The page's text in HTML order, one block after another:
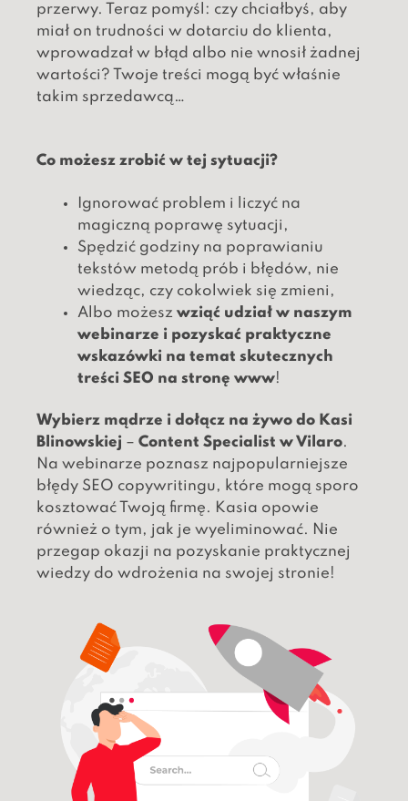
przerwy. Teraz pomyśl: czy chciałbyś, aby
miał on trudności w dotarciu do klienta,
wprowadzał w błąd albo nie wnosił żadnej
wartości? Twoje treści mogą być właśnie
takim sprzedawcą…
Co możesz zrobić w tej sytuacji?
Ignorować problem i liczyć na
magiczną poprawę sytuacji,
Spędzić godziny na poprawianiu
tekstów metodą prób i błędów, nie
wiedząc, czy cokolwiek się zmieni,
Albo możesz wziąć udział w naszym
webinarze i pozyskać praktyczne
wskazówki na temat skutecznych
treści SEO na stronę www!
Wybierz mądrze i dołącz na żywo do Kasi
Blinowskiej – Content Specialist w Vilaro.
Na webinarze poznasz najpopularniejsze
błędy SEO copywritingu, które mogą sporo
kosztować Twoją firmę. Kasia opowie
również o tym, jak je wyeliminować. Nie
przegap okazji na pozyskanie praktycznej
wiedzy do wdrożenia na swojej stronie!